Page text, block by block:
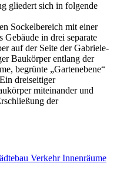
gliedert sich in folgende
Sockelbereich mit einer
in drei separate
auf der Seite der Gabriele-
Baukörper entlang der
begrünte „Gartenebene“
dreiseitiger
miteinander und
der
VerkehrInnenräume